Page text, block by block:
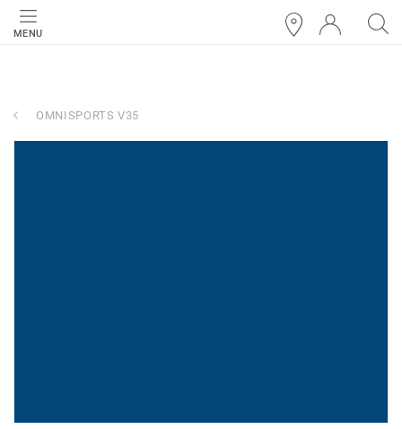
MENU
OMNISPORTS V35